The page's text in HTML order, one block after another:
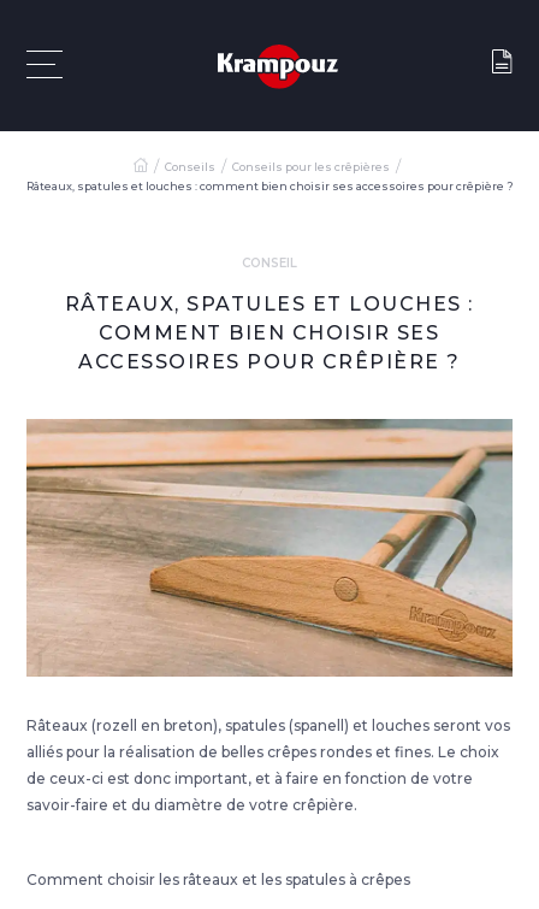
Conseils
Conseils pour les crêpières
Râteaux, spatules et louches : comment bien choisir ses accessoires pour crêpière ?
CONSEIL
RÂTEAUX, SPATULES ET LOUCHES :
COMMENT BIEN CHOISIR SES
ACCESSOIRES POUR CRÊPIÈRE ?
Râteaux (rozell en breton), spatules (spanell) et louches seront vos
alliés pour la réalisation de belles crêpes rondes et fines. Le choix
de ceux-ci est donc important, et à faire en fonction de votre
savoir-faire et du diamètre de votre crêpière.
Comment choisir les râteaux et les spatules à crêpes